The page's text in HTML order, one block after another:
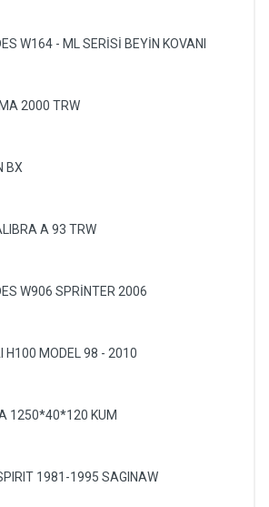
W164 - ML SERİSİ BEYİN KOVANI
2000 TRW
BX
A 93 TRW
W906 SPRİNTER 2006
H100 MODEL 98 - 2010
1250*40*120 KUM
1981-1995 SAGINAW